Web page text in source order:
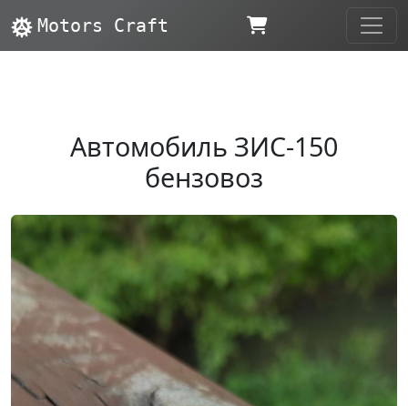
Motors Craft
Автомобиль ЗИС-150
бензовоз